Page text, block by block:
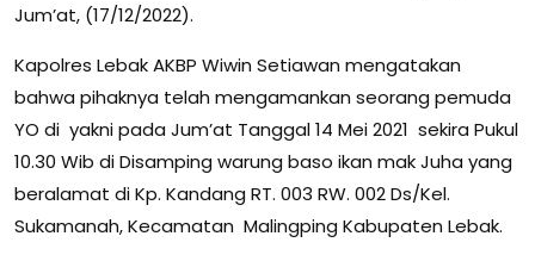
Jum’at, (17/12/2022).
Kapolres Lebak AKBP Wiwin Setiawan mengatakan
bahwa pihaknya telah mengamankan seorang pemuda
YO di yakni pada Jum’at Tanggal 14 Mei 2021 sekira Pukul
10.30 Wib di Disamping warung baso ikan mak Juha yang
beralamat di Kp. Kandang RT. 003 RW. 002 Ds/Kel.
Sukamanah, Kecamatan Malingping Kabupaten Lebak.